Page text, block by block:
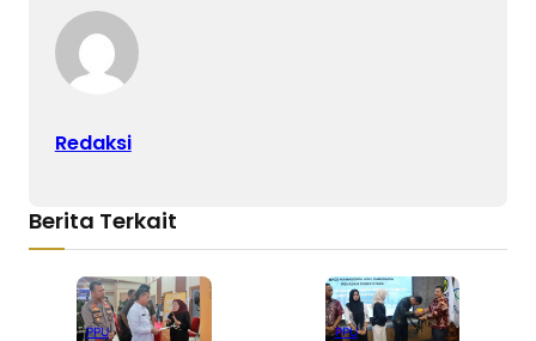
Redaksi
Berita Terkait
PPU PPU